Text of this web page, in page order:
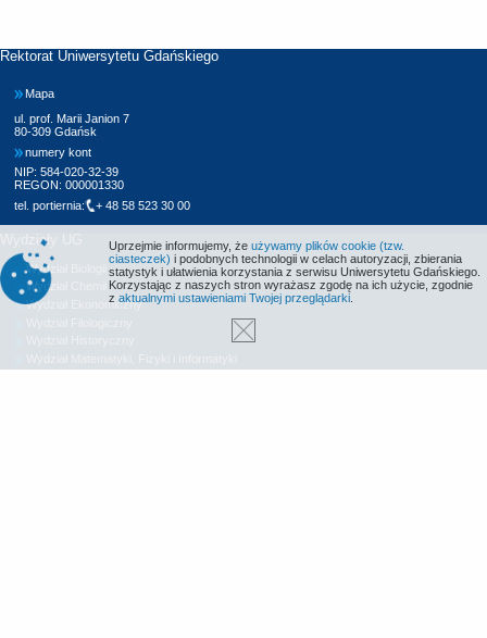
Rektorat Uniwersytetu Gdańskiego
Mapa
ul. prof. Marii Janion 7
80-309 Gdańsk
numery kont
NIP: 584-020-32-39
REGON: 000001330
tel. portiernia:
+ 48 58 523 30 00
Wydziały UG
Wydział Biologii
Wydział Chemii
Wydział Ekonomiczny
Uprzejmie informujemy, że używamy plików cookie (tzw.
ciasteczek) i podobnych technologii w celach autoryzacji, zbierania
statystyk i ułatwienia korzystania z serwisu Uniwersytetu Gdańskiego.
Korzystając z naszych stron wyrażasz zgodę na ich użycie, zgodnie
z aktualnymi ustawieniami Twojej przeglądarki